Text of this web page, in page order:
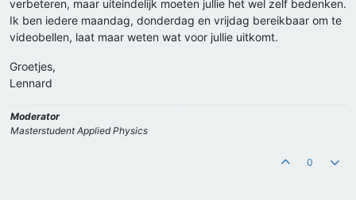
verbeteren, maar uiteindelijk moeten jullie het wel zelf bedenken.
Ik ben iedere maandag, donderdag en vrijdag bereikbaar om te
videobellen, laat maar weten wat voor jullie uitkomt.
Groetjes,
Lennard
Moderator
Masterstudent Applied Physics
0